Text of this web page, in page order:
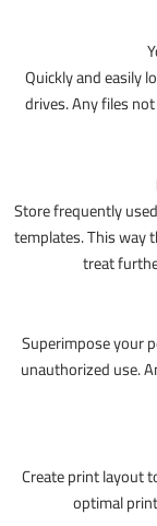
Quickly and easily
drives. Any files
Store frequently
templates. This way
treat
Superimpose your
unauthorized use.
Create print layout
optimal